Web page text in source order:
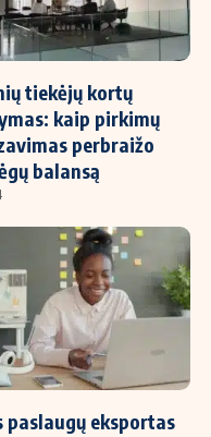
tiekėjų kortų
kaip pirkimų
perbraižo
balansą
paslaugų eksportas